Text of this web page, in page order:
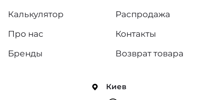
Киев
Калькулятор
Про нас
Бренды
Распродажа
Контакты
Возврат товара